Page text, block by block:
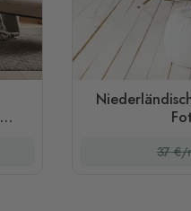
37 €/